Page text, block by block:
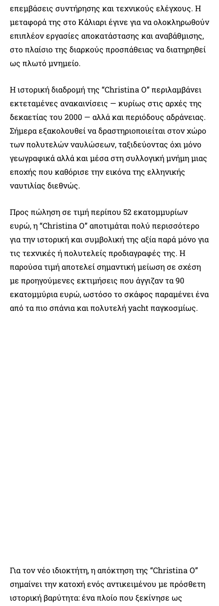
επεμβάσεις συντήρησης και τεχνικούς ελέγχους. Η
μεταφορά της στο Κάλιαρι έγινε για να ολοκληρωθούν
επιπλέον εργασίες αποκατάστασης και αναβάθμισης,
στο πλαίσιο της διαρκούς προσπάθειας να διατηρηθεί
ως πλωτό μνημείο.
Η ιστορική διαδρομή της “Christina O” περιλαμβάνει
εκτεταμένες ανακαινίσεις — κυρίως στις αρχές της
δεκαετίας του 2000 — αλλά και περιόδους αδράνειας.
Σήμερα εξακολουθεί να δραστηριοποιείται στον χώρο
των πολυτελών ναυλώσεων, ταξιδεύοντας όχι μόνο
γεωγραφικά αλλά και μέσα στη συλλογική μνήμη μιας
εποχής που καθόρισε την εικόνα της ελληνικής
ναυτιλίας διεθνώς.
Προς πώληση σε τιμή περίπου 52 εκατομμυρίων
ευρώ, η “Christina O” αποτιμάται πολύ περισσότερο
για την ιστορική και συμβολική της αξία παρά μόνο για
τις τεχνικές ή πολυτελείς προδιαγραφές της. Η
παρούσα τιμή αποτελεί σημαντική μείωση σε σχέση
με προηγούμενες εκτιμήσεις που άγγιζαν τα 90
εκατομμύρια ευρώ, ωστόσο το σκάφος παραμένει ένα
από τα πιο σπάνια και πολυτελή yacht παγκοσμίως.
Για τον νέο ιδιοκτήτη, η απόκτηση της “Christina O”
σημαίνει την κατοχή ενός αντικειμένου με πρόσθετη
ιστορική βαρύτητα: ένα πλοίο που ξεκίνησε ως